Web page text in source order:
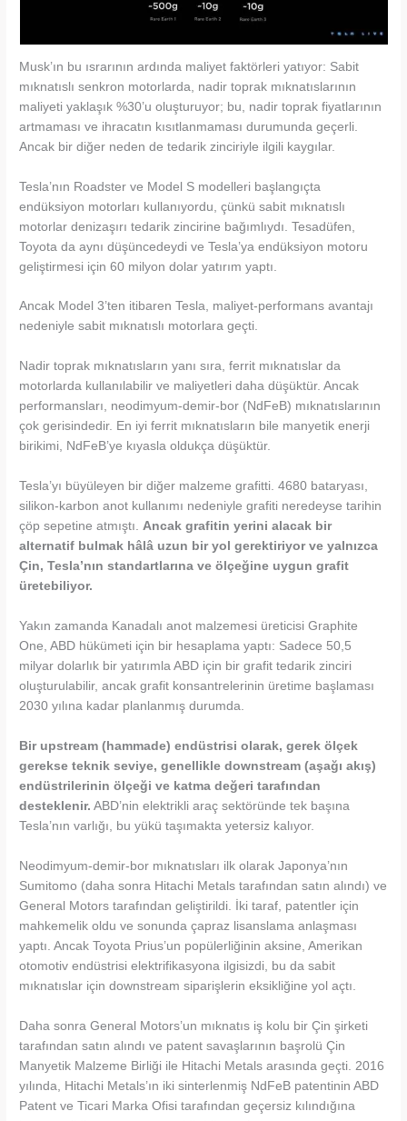
Musk’ın bu ısrarının ardında maliyet faktörleri yatıyor: Sabit
mıknatıslı senkron motorlarda, nadir toprak mıknatıslarının
maliyeti yaklaşık %30’u oluşturuyor; bu, nadir toprak fiyatlarının
artmaması ve ihracatın kısıtlanmaması durumunda geçerli.
Ancak bir diğer neden de tedarik zinciriyle ilgili kaygılar.
Tesla’nın Roadster ve Model S modelleri başlangıçta
endüksiyon motorları kullanıyordu, çünkü sabit mıknatıslı
motorlar denizaşırı tedarik zincirine bağımlıydı. Tesadüfen,
Toyota da aynı düşüncedeydi ve Tesla’ya endüksiyon motoru
geliştirmesi için 60 milyon dolar yatırım yaptı.
Ancak Model 3’ten itibaren Tesla, maliyet-performans avantajı
nedeniyle sabit mıknatıslı motorlara geçti.
Nadir toprak mıknatısların yanı sıra, ferrit mıknatıslar da
motorlarda kullanılabilir ve maliyetleri daha düşüktür. Ancak
performansları, neodimyum-demir-bor (NdFeB) mıknatıslarının
çok gerisindedir. En iyi ferrit mıknatısların bile manyetik enerji
birikimi, NdFeB’ye kıyasla oldukça düşüktür.
Tesla’yı büyüleyen bir diğer malzeme grafitti. 4680 bataryası,
silikon-karbon anot kullanımı nedeniyle grafiti neredeyse tarihin
çöp sepetine atmıştı.Ancak grafitin yerini alacak bir
alternatif bulmak hâlâ uzun bir yol gerektiriyor ve yalnızca
Çin, Tesla’nın standartlarına ve ölçeğine uygun grafit
üretebiliyor.
Yakın zamanda Kanadalı anot malzemesi üreticisi Graphite
One, ABD hükümeti için bir hesaplama yaptı: Sadece 50,5
milyar dolarlık bir yatırımla ABD için bir grafit tedarik zinciri
oluşturulabilir, ancak grafit konsantrelerinin üretime başlaması
2030 yılına kadar planlanmış durumda.
Bir upstream (hammade) endüstrisi olarak, gerek ölçek
gerekse teknik seviye, genellikle downstream (aşağı akış)
endüstrilerinin ölçeği ve katma değeri tarafından
desteklenir. ABD’nin elektrikli araç sektöründe tek başına
Tesla’nın varlığı, bu yükü taşımakta yetersiz kalıyor.
Neodimyum-demir-bor mıknatısları ilk olarak Japonya’nın
Sumitomo (daha sonra Hitachi Metals tarafından satın alındı) ve
General Motors tarafından geliştirildi. İki taraf, patentler için
mahkemelik oldu ve sonunda çapraz lisanslama anlaşması
yaptı. Ancak Toyota Prius’un popülerliğinin aksine, Amerikan
otomotiv endüstrisi elektrifikasyona ilgisizdi, bu da sabit
mıknatıslar için downstream siparişlerin eksikliğine yol açtı.
Daha sonra General Motors’un mıknatıs iş kolu bir Çin şirketi
tarafından satın alındı ve patent savaşlarının başrolü Çin
Manyetik Malzeme Birliği ile Hitachi Metals arasında geçti. 2016
yılında, Hitachi Metals’ın iki sinterlenmiş NdFeB patentinin ABD
Patent ve Ticari Marka Ofisi tarafından geçersiz kılındığına